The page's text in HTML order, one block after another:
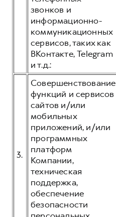
звонков и
информационно-
коммуникационных
сервисов, таких как
ВКонтакте, Telegram
и т.д.:
3.
Совершенствование
функций и сервисов
сайтов и/или
мобильных
приложений, и/или
программных
платформ
Компании,
техническая
поддержка,
обеспечение
безопасности